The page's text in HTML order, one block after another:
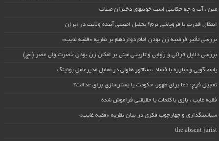
مین ، آب و چه حکایتی است خونبهای دختران میناب
انتقال قدرت یا فروپاشی نرم؟ تحلیل امنیتی آینده ولایت در ایران
بررسی تأثیر فرضیه زن بودن امام دوازدهم بر نظریه «فقیه غایب»
بررسی دلایل قرآنی و روایی و تاریخی مبنی بر امکان زن بودن حضرت ولی عصر (عج)
پاسخگویی و مبارزه با فساد ، سناتور هاولی در مقابل مدیرعامل بوئینگ
تعجیل فرج: دعا برای ظهور، حکومت یا بسترسازی برای عدالت؟
فقیه غایب ، بازی با کلمات یا حقیقتی فراموش شده
سیاستگذاری و چهارچوب فکری در بیان نظریه «فقیه غایب»
the absent jurist